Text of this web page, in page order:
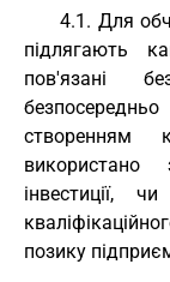
4.1. Для
підлягають
пов'язані
створенням
використано
інвестиції,
позику